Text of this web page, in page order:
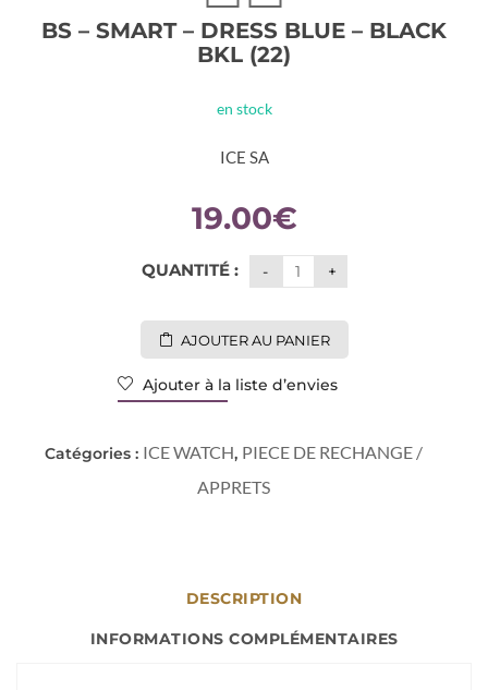
BS – SMART – DRESS BLUE – BLACK
BKL (22)
en stock
ICE SA
19.00€
QUANTITÉ :
AJOUTER AU PANIER
Ajouter à la liste d’envies
Catégories : ICE WATCH, PIECE DE RECHANGE /
APPRETS
DESCRIPTION
INFORMATIONS COMPLÉMENTAIRES